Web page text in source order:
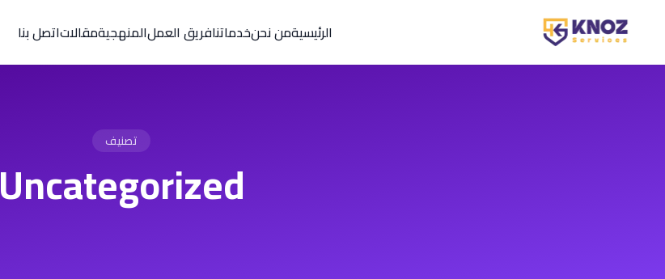
الرئيسيةمن نحنخدماتنافريق العملالمنهجيةمقالاتاتصل بنا
تصنيف
Uncategorized